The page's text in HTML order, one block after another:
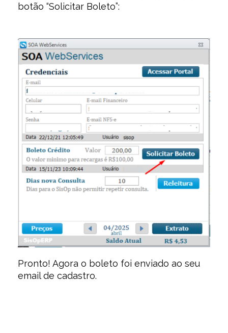
botão “Solicitar Boleto”:
Pronto! Agora o boleto foi enviado ao seu
email de cadastro.